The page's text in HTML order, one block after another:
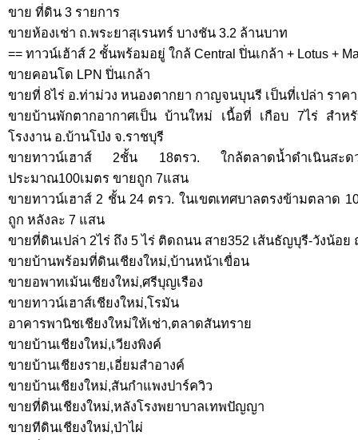
ขาย ที่ดิน 3 รายการ
ขายห้องเช่า ถ.พระยาสุเรนทร์ บางชัน 3.2 ล้านบาท
== ทาวน์เฮ้าส์ 2 ชั้นพร้อมอยู่ ใกล้ Central ปิ่นเกล้า + Lotus +
ขายคอนโด LPN ปิ่นเกล้า
ขายที่ 8ไร่ อ.ท่าม่วง หนองตากยา กาญจนบุนรี เป็นที่เปล่า ราค
ขายบ้านพักตากอากาศเป็น บ้านใหม่ เนื้อที่ เกือบ 7ไร่ สำห
โรงงาน อ.บ้านโป่ง จ.ราชบุรี
ขายทาวน์เฮาส์ 2ชั้น 18ตรว. ใกล้ตลาดน้ำดำเนินส
ประมาณ100เมตร ขายถูก 7แสน
ขายทาวน์เฮาส์ 2 ชั้น 24 ตรว. ในเขตเทศบาลตรงข้ามตลาด
ถูก หลังละ 7 แสน
ขายที่ดินเปล่า 2ไร่ ถึง 5 ไร่ ติดถนน สาย352 เส้นธัญบุรี-วังน้อย
ขายบ้านพร้อมที่ดินเชียงใหม่,บ้านหน้าเขื่อน
ขายอพาทเม้นเชียงใหม่,ศรีบุญเรือง
ขายทาวน์เฮาส์เชียงใหม่,โรมัน
อาคารพานิชเชียงใหม่ให้เช่า,ตลาดสันทราย
ขายบ้านเชียงใหม่,เวียงพิงค์
ขายบ้านเชียงราย,เอี่ยมสำอางค์
ขายบ้านเชียงใหม่,สันกำแพงปาร์ควิว
ขายที่ดินเชียงใหม่,หลังโรงพยาบาลเทพปัญญา
ขายทีดินเชียงใหม่,ป่าไผ่